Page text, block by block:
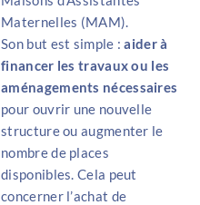
Maternelles (MAM).
Son but est simple :aider à
financer les travaux ou les
aménagements nécessaires
pour ouvrir une nouvelle
structure ou augmenter le
nombre de places
disponibles. Cela peut
concerner l’achat de